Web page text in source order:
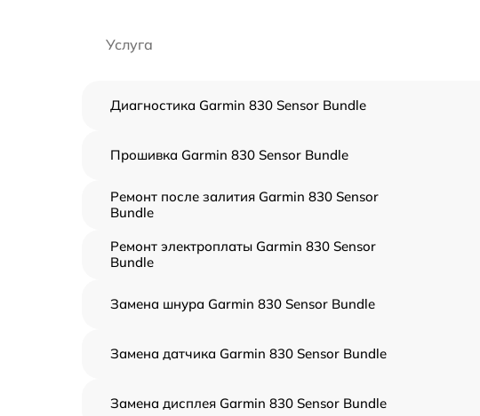
Услуга
Диагностика Garmin 830 Sensor Bundle
Прошивка Garmin 830 Sensor Bundle
Ремонт после залития Garmin 830 Sensor
Bundle
Ремонт электроплаты Garmin 830 Sensor
Bundle
Замена шнура Garmin 830 Sensor Bundle
Замена датчика Garmin 830 Sensor Bundle
Замена дисплея Garmin 830 Sensor Bundle